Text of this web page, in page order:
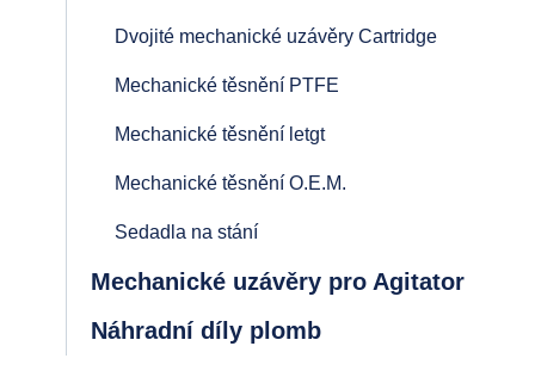
Dvojité mechanické uzávěry Cartridge
Mechanické těsnění PTFE
Mechanické těsnění letgt
Mechanické těsnění O.E.M.
Sedadla na stání
Mechanické uzávěry pro Agitator
Náhradní díly plomb